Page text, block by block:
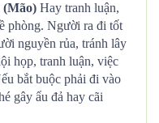
(Mão) Hay tranh luận,
phòng. Người ra đi tốt
nguyền rủa, tránh lây
họp, tranh luận, việc
bắt buộc phải đi vào
gây ẩu đả hay cãi